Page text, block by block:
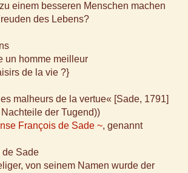
einem besseren Menschen machen
des Lebens?
un homme meilleur
de la vie ?}
malheurs de la vertue« [Sade, 1791]
der Tugend))
François de Sade ~, genannt
de Sade
von seinem Namen wurde der